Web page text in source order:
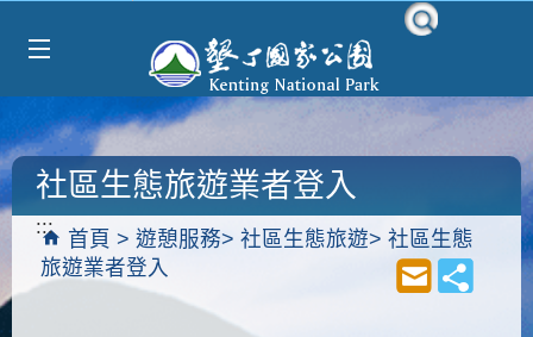
:::
首頁 遊憩服務 社區生態旅遊
社區生態
旅遊業者登入
社區生態旅遊業者登入